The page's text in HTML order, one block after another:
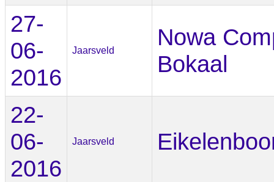
27-
06-
2016
Jaarsveld
Nowa
Bokaal
22-
06-
2016
Jaarsveld